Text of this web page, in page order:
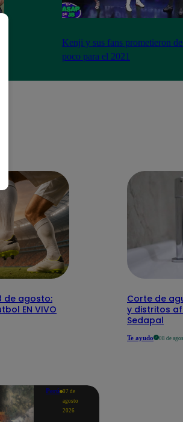
Kenji y sus fans prometieron
poco para el 2021
de agosto:
EN VIVO
Corte de
y distritos
Sedapal
Te ayudo 08 de
Perú 07 de
agosto
2026